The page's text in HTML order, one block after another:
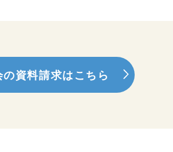
資料請求はこちら